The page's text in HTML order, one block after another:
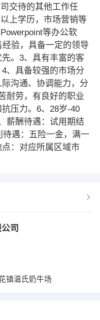
交待的其他工作任
上学历，市场营销等
等办公软
验，具备一定的领导
。3、具有丰富的客
、具备较强的市场分
沟通、协调能力，分
耐劳，有良好的职业
压力。6、28岁-40
薪酬待遇：试用期结
遇：五险一金，满一
：对应所属区域市
司
镇温氏奶牛场